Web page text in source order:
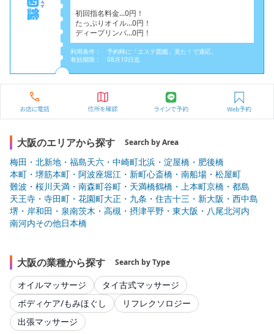
初回指名料金...0円！
たっぷりオイル...0円！
ディープリンパ...0円！
利用条件： 予約時に「エステ図鑑」見た！で適応。
有効期限： 08月10日迄
大阪のエリアから探す Search by Area
梅田・北新地・福島天六・中崎町北浜・淀屋橋・肥後橋
本町・堺筋本町・阿波座堀江・新町心斎橋・南船場・松屋町
難波・桜川天満・南森町谷町・天満橋鶴橋・上本町京橋・都島
天王寺・寺田町・花園町大正・九条・住吉十三・新大阪・西中島
堺・岸和田・泉南茨木・高槻・摂津平野・東大阪・八尾北河内
南河内その他日本橋
大阪の業種から探す Search by Type
オイルマッサージ
タイ古式マッサージ
ボディケア/もみほぐし
リフレクソロジー
出張マッサージ